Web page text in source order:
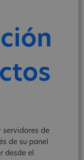
servidores de
de su panel
desde el